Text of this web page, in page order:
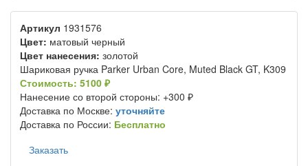
Артикул 1931576
Цвет: матовый черный
Цвет нанесения: золотой
Шариковая ручка Parker Urban Core, Muted Black GT, K309
Стоимость: 5100 ₽
Нанесение со второй стороны: +300 ₽
Доставка по Москве: уточняйте
Доставка по России: Бесплатно
Заказать